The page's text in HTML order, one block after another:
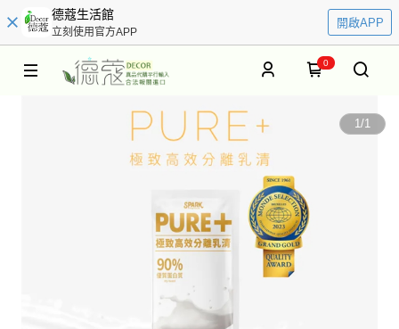
德蔻生活館
立刻使用官方APP
開啟APP
0
1/1